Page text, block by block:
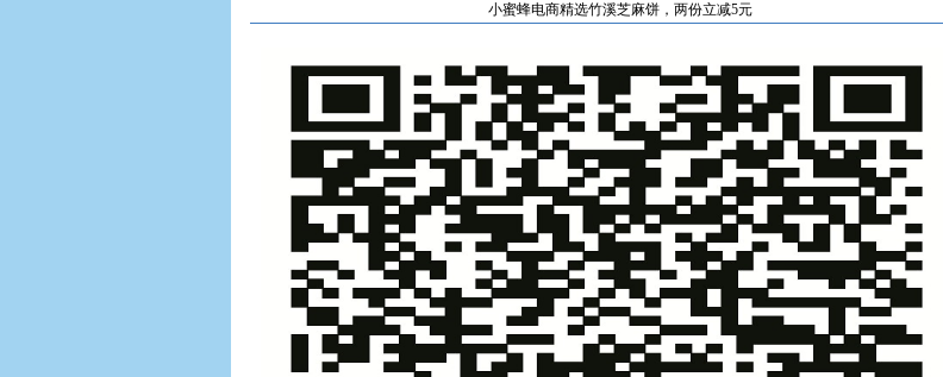
小蜜蜂电商精选竹溪芝麻饼，两份立减5元